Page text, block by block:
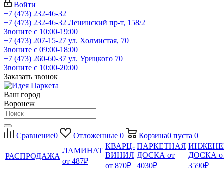
Войти
+7 (473) 232-46-32
+7 (473) 232-46-32 Ленинский пр-т, 158/2
Звоните с 10:00-19:00
+7 (473) 207-15-27 ул. Холмистая, 70
Звоните с 09:00-18:00
+7 (473) 260-60-37 ул. Урицкого 70
Звоните с 10:00-20:00
Заказать звонок
Ваш город
Воронеж
Сравнение0 Отложенные 0 Корзина0 пуста 0
РАСПРОДАЖА
ЛАМИНАТ
от 487₽
КВАРЦ-
ВИНИЛ
от 870₽
ПАРКЕТНАЯ
ДОСКА от
4030₽
ДОСКА
3590₽